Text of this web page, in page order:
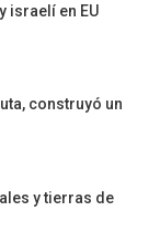
israelí en EU
construyó un
y tierras de